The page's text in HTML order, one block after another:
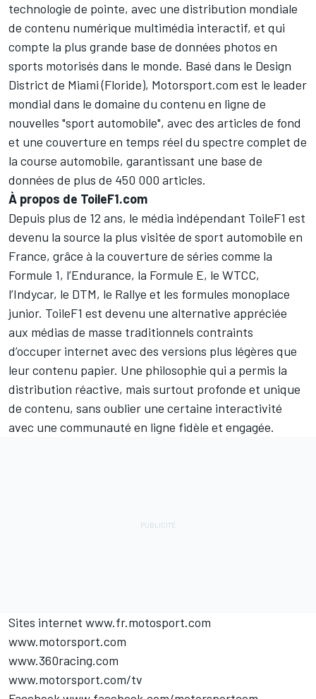
technologie de pointe, avec une distribution mondiale
de contenu numérique multimédia interactif, et qui
compte la plus grande base de données photos en
sports motorisés dans le monde. Basé dans le Design
District de Miami (Floride), Motorsport.com est le leader
mondial dans le domaine du contenu en ligne de
nouvelles "sport automobile", avec des articles de fond
et une couverture en temps réel du spectre complet de
la course automobile, garantissant une base de
données de plus de 450 000 articles.
À propos de ToileF1.com
Depuis plus de 12 ans, le média indépendant ToileF1 est
devenu la source la plus visitée de sport automobile en
France, grâce à la couverture de séries comme la
Formule 1, l’Endurance, la Formule E, le WTCC,
l’Indycar, le DTM, le Rallye et les formules monoplace
junior. ToileF1 est devenu une alternative appréciée
aux médias de masse traditionnels contraints
d’occuper internet avec des versions plus légères que
leur contenu papier. Une philosophie qui a permis la
distribution réactive, mais surtout profonde et unique
de contenu, sans oublier une certaine interactivité
avec une communauté en ligne fidèle et engagée.
Sites internet www.fr.motosport.com
www.motorsport.com
www.360racing.com
www.motorsport.com/tv